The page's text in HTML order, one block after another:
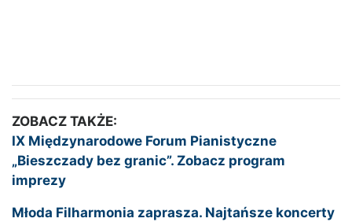
ZOBACZ TAKŻE:
IX Międzynarodowe Forum Pianistyczne
„Bieszczady bez granic”. Zobacz program
imprezy
Młoda Filharmonia zaprasza. Najtańsze koncerty